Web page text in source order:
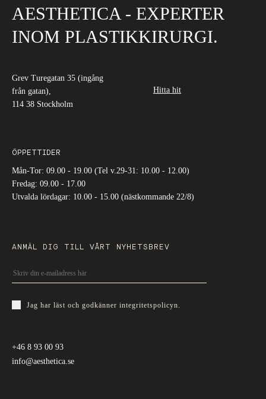
AESTHETICA - EXPERTER
INOM PLASTIKKIRURGI.
Grev Turegatan 35 (ingång
från gatan),
114 38 Stockholm
Hitta hit
ÖPPETTIDER
Mån-Tor: 09.00 - 19.00 (Tel v.29-31: 10.00 - 12.00)
Fredag: 09.00 - 17.00
Utvalda lördagar: 10.00 - 15.00 (nästkommande 22/8)
ANMÄL DIG TILL VÅRT NYHETSBREV
Jag har läst och godkänner integritetspolicyn.
+46 8 93 00 93
info@aesthetica.se